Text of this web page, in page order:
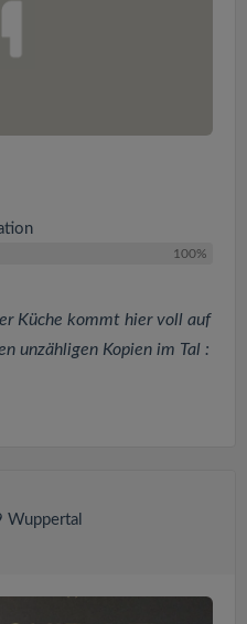
100%
Küche kommt hier voll auf
unzähligen Kopien im Tal :